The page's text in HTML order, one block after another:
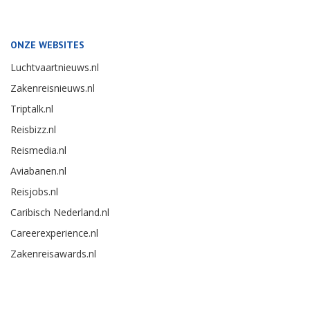
ONZE WEBSITES
Luchtvaartnieuws.nl
Zakenreisnieuws.nl
Triptalk.nl
Reisbizz.nl
Reismedia.nl
Aviabanen.nl
Reisjobs.nl
Caribisch Nederland.nl
Careerexperience.nl
Zakenreisawards.nl